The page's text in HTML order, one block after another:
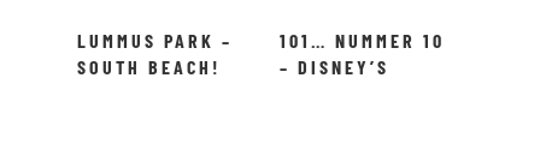
LUMMUS PARK –
SOUTH BEACH!
101… NUMMER 10
– DISNEY’S